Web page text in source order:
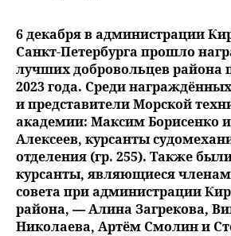
6 декабря в администрации
Санкт-Петербурга прошло
лучших добровольцев района
2023 года. Среди
и представители Морской
академии: Максим Борисенко
Алексеев, курсанты
отделения (гр. 255). Также
курсанты, являющиеся
совета при администрации
района, — Алина Загрекова,
Николаева, Артём Смолин и